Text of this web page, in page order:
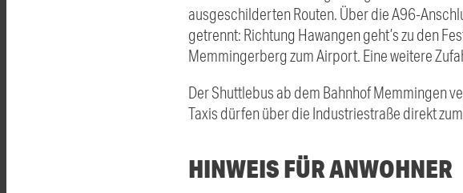
ausgeschilderten Routen. Über die A96-
getrennt: Richtung Hawangen geht’s zu den
Memmingerberg zum Airport. Eine weitere
Der Shuttlebus ab dem Bahnhof Memmingen
Taxis dürfen über die Industriestraße direkt
HINWEIS FÜR ANWOHNER